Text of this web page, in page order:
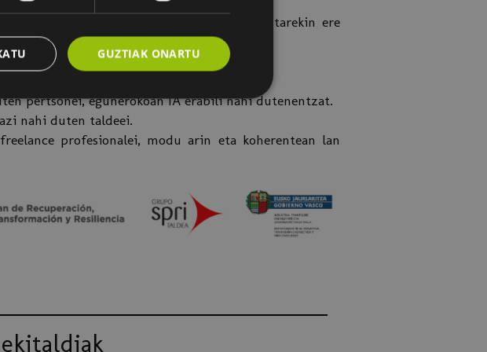
lan egingo dugu (baina kontu arruntarekin ere
nahikoa da.
pertsonei, egunerokoan IA erabili nahi dutenentzat.
nahi duten taldeei.
profesionalei, modu arin eta koherentean lan
GUZTIAK ONARTU